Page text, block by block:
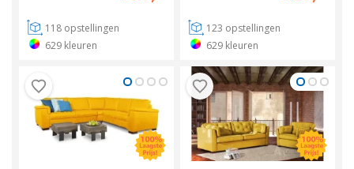
118 opstellingen
629 kleuren
123 opstellingen
629 kleuren